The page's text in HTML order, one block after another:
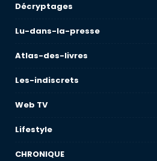
Décryptages
Lu-dans-la-presse
Atlas-des-livres
Les-indiscrets
Web TV
Lifestyle
CHRONIQUE